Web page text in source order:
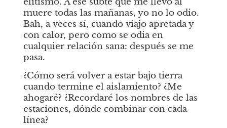
muere todas las mañanas, yo no lo odio.
Bah, a veces sí, cuando viajo apretada y
con calor, pero como se odia en
cualquier relación sana: después se me
pasa.
¿Cómo será volver a estar bajo tierra
cuando termine el aislamiento? ¿Me
ahogaré? ¿Recordaré los nombres de las
estaciones, dónde combinar con cada
línea?